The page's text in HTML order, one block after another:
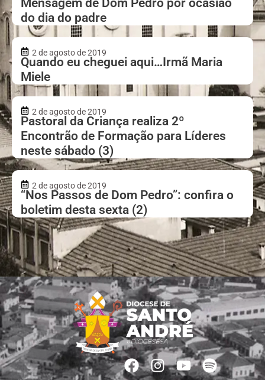
Mensagem de Dom Pedro por ocasião
do dia do padre
2 de agosto de 2019
Quando eu cheguei aqui…Irmã Maria
Miele
2 de agosto de 2019
Pastoral da Criança realiza 2º
Encontrão de Formação para Líderes
neste sábado (3)
2 de agosto de 2019
“Nos Passos de Dom Pedro”: confira o
boletim desta sexta (2)